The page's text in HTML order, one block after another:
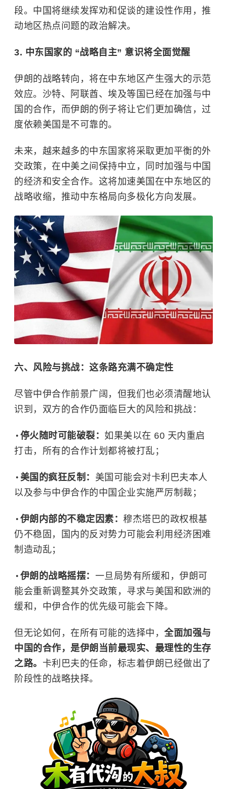
段。中国将继续发挥劝和促谈的建设性作用，推
动地区热点问题的政治解决。
3. 中东国家的 “战略自主” 意识将全面觉醒
伊朗的战略转向，将在中东地区产生强大的示范
效应。沙特、阿联酋、埃及等国已经在加强与中
国的合作，而伊朗的例子将让它们更加确信，过
度依赖美国是不可靠的。
未来，越来越多的中东国家将采取更加平衡的外
交政策，在中美之间保持中立，同时加强与中国
的经济和安全合作。这将加速美国在中东地区的
战略收缩，推动中东格局向多极化方向发展。
六、风险与挑战：这条路充满不确定性
尽管中伊合作前景广阔，但我们也必须清醒地认
识到，双方的合作仍面临巨大的风险和挑战：
停火随时可能破裂： 如果美以在 60 天内重启
打击，所有的合作计划都将被打乱；
美国的疯狂反制： 美国可能会对卡利巴夫本人
以及参与中伊合作的中国企业实施严厉制裁；
伊朗内部的不稳定因素： 穆杰塔巴的政权根基
仍不稳固，国内的反对势力可能会利用经济困难
制造动乱；
伊朗的战略摇摆： 一旦局势有所缓和，伊朗可
能会重新调整其外交政策，寻求与美国和欧洲的
缓和，中伊合作的优先级可能会下降。
但无论如何，在所有可能的选择中， 全面加强与
中国的合作，是伊朗当前最现实、最理性的生存
之路。 卡利巴夫的任命，标志着伊朗已经做出了
阶段性的战略抉择。